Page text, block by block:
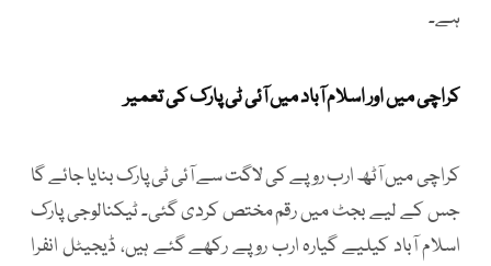
ہے۔
کراچی میں اور اسلام آباد میں آئی ٹی پارک کی تعمیر
کراچی میں آٹھ ارب روپے کی لاگت سے آئی ٹی پارک بنایا جائے گا
جس کے لیے بجٹ میں رقم مختص کردی گئی۔ ٹیکنالوجی پارک
اسلام آباد کیلیے گیارہ ارب روپے رکھے گئے ہیں، ڈیجیٹل انفرا